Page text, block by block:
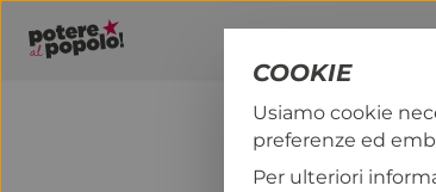
COOKIE
Usiamo cookie
preferenze ed
Per ulteriori